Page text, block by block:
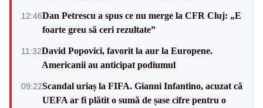
12:46Dan Petrescu a spus ce nu merge la CFR Cluj: „E
foarte greu să ceri rezultate”
11:32David Popovici, favorit la aur la Europene.
Americanii au anticipat podiumul
09:22Scandal uriaș la FIFA. Gianni Infantino, acuzat că
UEFA ar fi plătit o sumă de șase cifre pentru o